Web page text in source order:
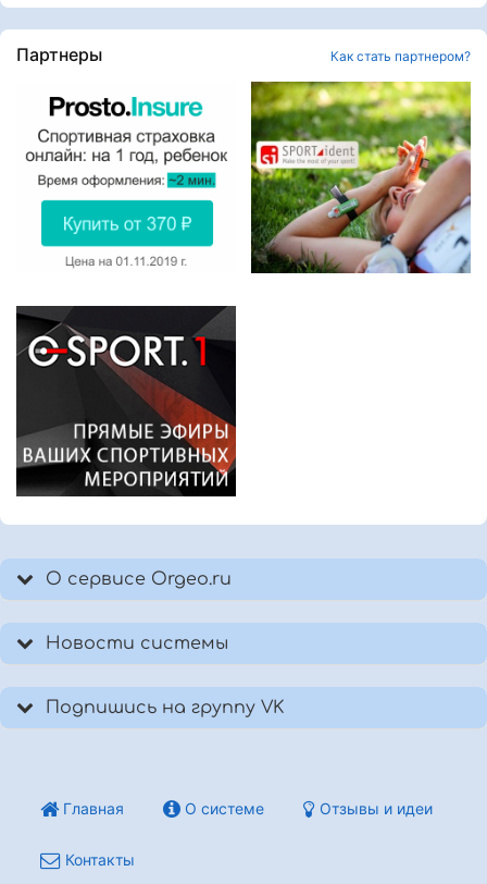
Партнеры Как стать партнером?
О сервисе Orgeo.ru
Новости системы
Подпишись на группу VK
Главная О системе Отзывы и идеи
Контакты